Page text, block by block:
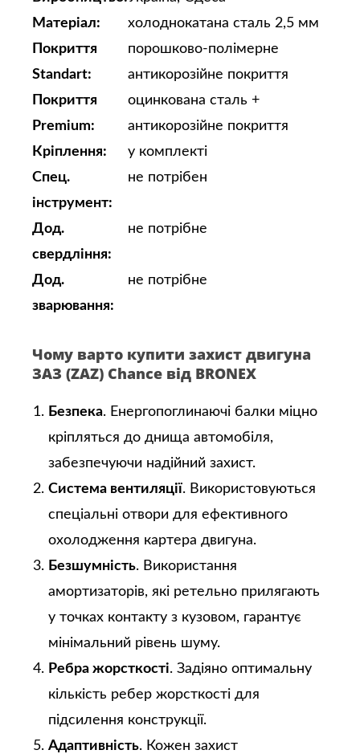
Матеріал:
холоднокатана сталь 2,5 мм
Покриття
Standart:
порошково-полімерне
антикорозійне покриття
Покриття
Premium:
оцинкована сталь +
антикорозійне покриття
Кріплення:
у комплекті
Спец.
інструмент:
не потрібен
Дод.
свердління:
не потрібне
Дод.
зварювання:
не потрібне
Чому варто купити захист двигуна
ЗАЗ (ZAZ) Chance від BRONEX
Безпека. Енергопоглинаючі балки міцно
кріпляться до днища автомобіля,
забезпечуючи надійний захист.
Система вентиляції. Використовуються
спеціальні отвори для ефективного
охолодження картера двигуна.
Безшумність. Використання
амортизаторів, які ретельно прилягають
у точках контакту з кузовом, гарантує
мінімальний рівень шуму.
Ребра жорсткості. Задіяно оптимальну
кількість ребер жорсткості для
підсилення конструкції.
Адаптивність. Кожен захист